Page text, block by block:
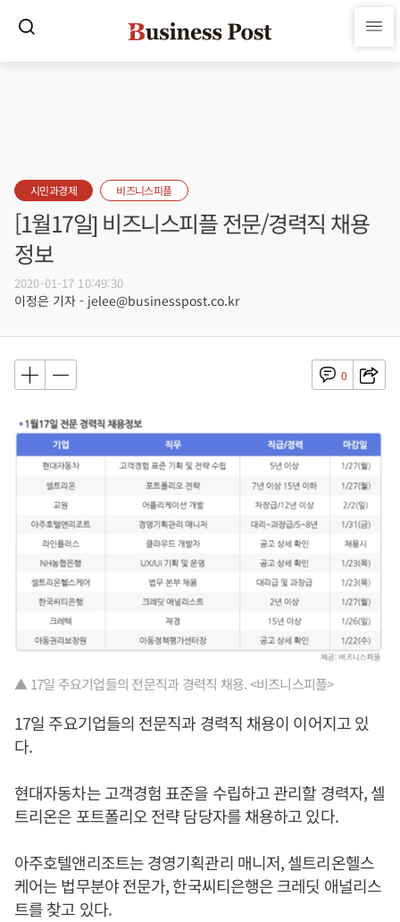
시민과경제 비즈니스피플
[1월17일] 비즈니스피플 전문/경력직 채용
정보
2020-01-17 10:49:30
이정은 기자 - jelee@businesspost.co.kr
0
▲ 17일 주요기업들의 전문직과 경력직 채용. <비즈니스피플>
17일 주요기업들의 전문직과 경력직 채용이 이어지고 있
다.
현대자동차는 고객경험 표준을 수립하고 관리할 경력자, 셀
트리온은 포트폴리오 전략 담당자를 채용하고 있다.
아주호텔앤리조트는 경영기획관리 매니저, 셀트리온헬스
케어는 법무분야 전문가, 한국씨티은행은 크레딧 애널리스
트를 찾고 있다.